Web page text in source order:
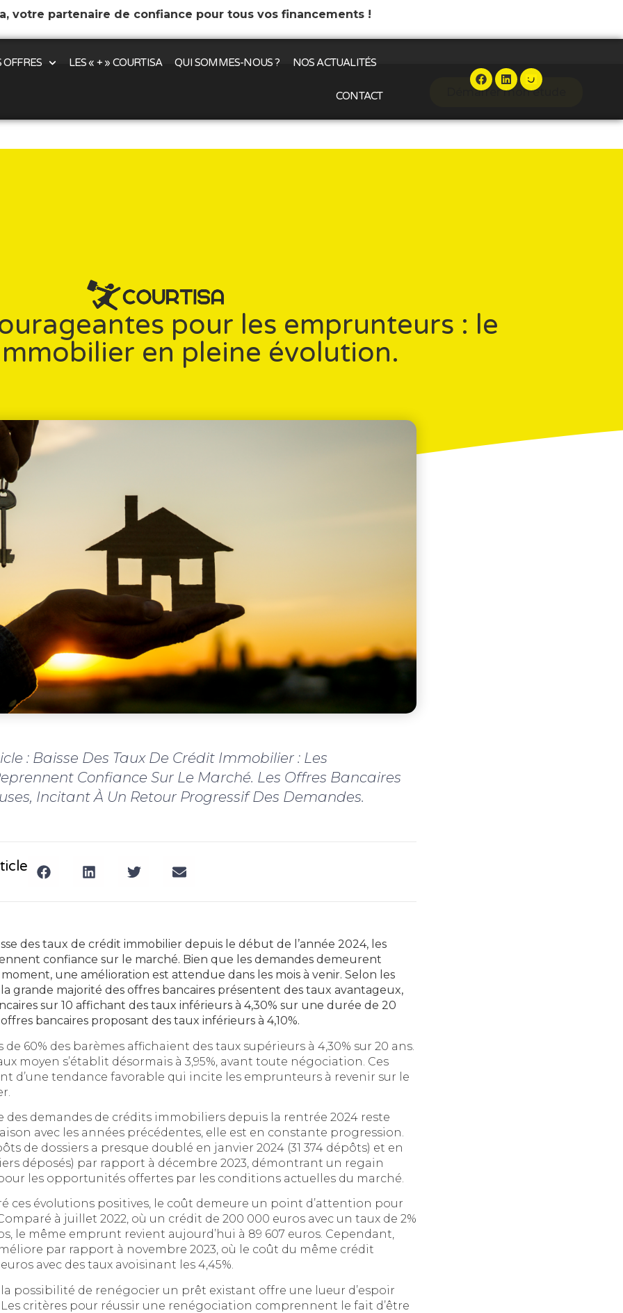
votre partenaire de confiance pour tous vos financements !
OFFRES LES « + » COURTISA QUI SOMMES-NOUS ? NOS ACTUALITÉS
CONTACT Démarrer mon étude
pour les emprunteurs : le
en pleine évolution.
: Baisse Des Taux De Crédit Immobilier : Les
Confiance Sur Le Marché. Les Offres Bancaires
Incitant À Un Retour Progressif Des Demandes.
des taux de crédit immobilier depuis le début de l’année 2024, les
confiance sur le marché. Bien que les demandes demeurent
une amélioration est attendue dans les mois à venir. Selon les
grande majorité des offres bancaires présentent des taux avantageux,
sur 10 affichant des taux inférieurs à 4,30% sur une durée de 20
bancaires proposant des taux inférieurs à 4,10%.
60% des barèmes affichaient des taux supérieurs à 4,30% sur 20 ans.
moyen s’établit désormais à 3,95%, avant toute négociation. Ces
d’une tendance favorable qui incite les emprunteurs à revenir sur le
des demandes de crédits immobiliers depuis la rentrée 2024 reste
avec les années précédentes, elle est en constante progression.
de dossiers a presque doublé en janvier 2024 (31 374 dépôts) et en
déposés) par rapport à décembre 2023, démontrant un regain
les opportunités offertes par les conditions actuelles du marché.
ces évolutions positives, le coût demeure un point d’attention pour
à juillet 2022, où un crédit de 200 000 euros avec un taux de 2%
le même emprunt revient aujourd’hui à 89 607 euros. Cependant,
par rapport à novembre 2023, où le coût du même crédit
avec des taux avoisinant les 4,45%.
possibilité de renégocier un prêt existant offre une lueur d’espoir
critères pour réussir une renégociation comprennent le fait d’être